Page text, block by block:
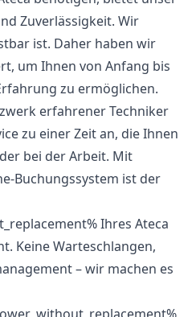
Zuverlässigkeit. Wir
ist. Daher haben wir
um Ihnen von Anfang bis
zu ermöglichen.
erfahrener Techniker
zu einer Zeit an, die Ihnen
bei der Arbeit. Mit
Buchungssystem ist der
Ihres Ateca
Keine Warteschlangen,
– wir machen es